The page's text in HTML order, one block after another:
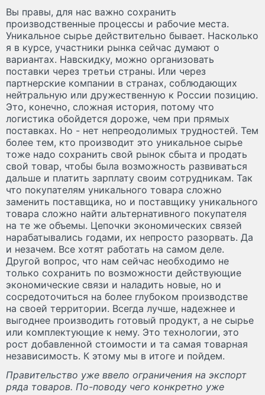
Вы правы, для нас важно сохранить
производственные процессы и рабочие места.
Уникальное сырье действительно бывает. Насколько
я в курсе, участники рынка сейчас думают о
вариантах. Навскидку, можно организовать
поставки через третьи страны. Или через
партнерские компании в странах, соблюдающих
нейтральную или дружественную к России позицию.
Это, конечно, сложная история, потому что
логистика обойдется дороже, чем при прямых
поставках. Но - нет непреодолимых трудностей. Тем
более тем, кто производит это уникальное сырье
тоже надо сохранить свой рынок сбыта и продать
свой товар, чтобы была возможность развиваться
дальше и платить зарплату своим сотрудникам. Так
что покупателям уникального товара сложно
заменить поставщика, но и поставщику уникального
товара сложно найти альтернативного покупателя
на те же объемы. Цепочки экономических связей
нарабатывались годами, их непросто разорвать. Да
и незачем. Все хотят работать на самом деле.
Другой вопрос, что нам сейчас необходимо не
только сохранить по возможности действующие
экономические связи и наладить новые, но и
сосредоточиться на более глубоком производстве
на своей территории. Всегда лучше, надежнее и
выгоднее производить готовый продукт, а не сырье
или комплектующие к нему. Это технологии, это
рост добавленной стоимости и та самая товарная
независимость. К этому мы в итоге и пойдем.
Правительство уже ввело ограничения на экспорт
ряда товаров. По-поводу чего конкретно уже